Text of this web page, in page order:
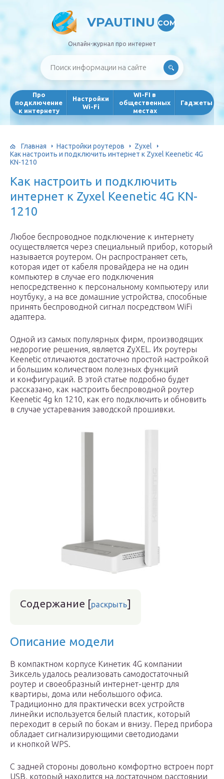
VPAUTINU COM
Онлайн-журнал про интернет
Про
подключение
к интернету
Настройки
Wi-Fi
WI-FI в
общественных
местах
Гаджеты
Главная Настройки роутеров
Zyxel
Как настроить и подключить интернет к Zyxel Keenetic 4G
KN-1210
Как настроить и подключить
интернет к Zyxel Keenetic 4G KN-
1210
Любое беспроводное подключение к интернету
осуществляется через специальный прибор, который
называется роутером. Он распространяет сеть,
которая идет от кабеля провайдера не на один
компьютер в случае его подключения
непосредственно к персональному компьютеру или
ноутбуку, а на все домашние устройства, способные
принять беспроводной сигнал посредством WiFi
адаптера.
Одной из самых популярных фирм, производящих
недорогие решения, является ZyXEL. Их роутеры
Keenetic отличаются достаточно простой настройкой
и большим количеством полезных функций
и конфигураций. В этой статье подробно будет
рассказано, как настроить беспроводной роутер
Keenetic 4g kn 1210, как его подключить и обновить
в случае устаревания заводской прошивки.
Содержание [раскрыть]
Описание модели
В компактном корпусе Кинетик 4G компании
Зиксель удалось реализовать самодостаточный
роутер и своеобразный интернет-центр для
квартиры, дома или небольшого офиса.
Традиционно для практически всех устройств
линейки используется белый пластик, который
переходит в серый по бокам и внизу. Перед прибора
обладает сигнализирующими светодиодами
и кнопкой WPS.
С задней стороны довольно комфортно встроен порт
USB, который находится на достаточном расстоянии